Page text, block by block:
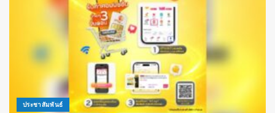
ประชาสัมพันธ์